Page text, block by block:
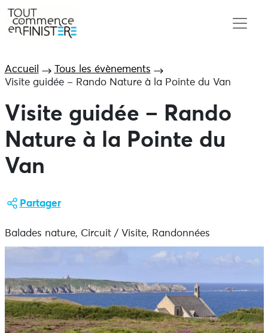
Accueil
Tous les évènements
Visite guidée – Rando Nature à la Pointe du Van
Visite guidée – Rando
Nature à la Pointe du
Van
Partager
Balades nature, Circuit / Visite, Randonnées